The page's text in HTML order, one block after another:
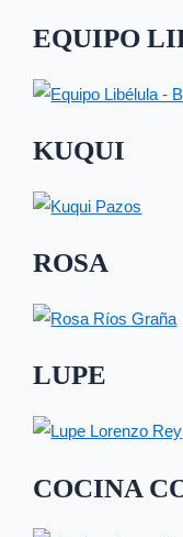
EQUIPO
KUQUI
ROSA
LUPE
COCINA